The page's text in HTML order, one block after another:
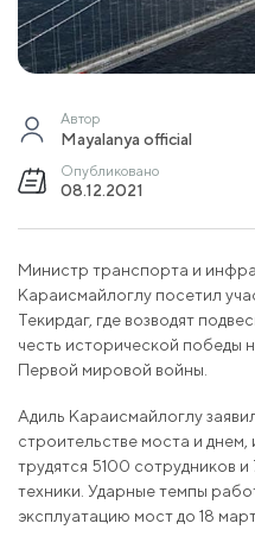
Автор
Mayalanya official
Опубликовано
08.12.2021
Министр транспорта и
Караисмайлоглу посетил
Текирдаг, где возводят
честь исторической победы
Первой мировой войны.
Адиль Караисмайлоглу
строительстве моста и
трудятся 5100 сотрудников
техники. Ударные темпы
эксплуатацию мост до 18